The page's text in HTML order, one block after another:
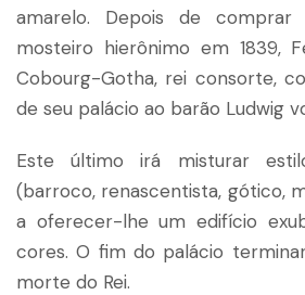
amarelo. Depois de
mosteiro hierônimo em 1839,
Cobourg-Gotha, rei consorte,
de seu palácio ao barão Ludwig
Este último irá misturar
(barroco, renascentista, gótico,
a oferecer-lhe um edifício
cores. O fim do palácio
morte do Rei.